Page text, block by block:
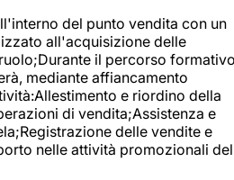
del punto vendita con un
all'acquisizione delle
il percorso
mediante affiancamento
e riordino della
di vendita;Assistenza e
delle vendite e
nelle attività promozionali del